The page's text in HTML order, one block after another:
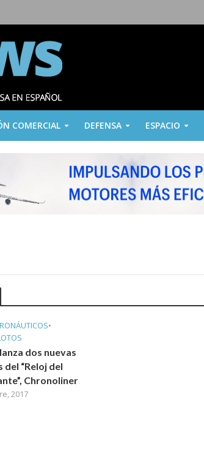
COMERCIAL DEFENSA ESPACIO
•
dos nuevas
del “Reloj del
Chronoliner
2017